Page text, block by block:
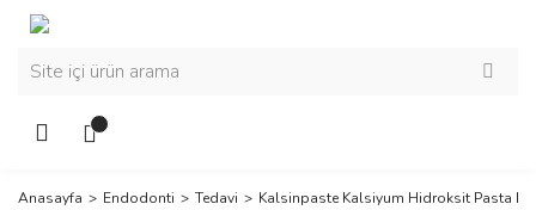
Anasayfa Endodonti Tedavi Kalsinpaste Kalsiyum Hidroksit Pasta